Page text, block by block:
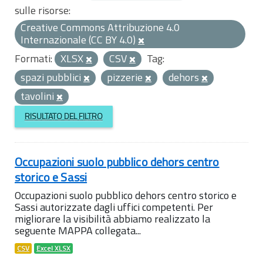
sulle risorse:
Creative Commons Attribuzione 4.0
Internazionale (CC BY 4.0)
Formati: XLSX CSV
Tag:
spazi pubblici
pizzerie
dehors
tavolini
RISULTATO DEL FILTRO
Occupazioni suolo pubblico dehors centro
storico e Sassi
Occupazioni suolo pubblico dehors centro storico e
Sassi autorizzate dagli uffici competenti. Per
migliorare la visibilità abbiamo realizzato la
seguente MAPPA collegata...
CSV Excel XLSX